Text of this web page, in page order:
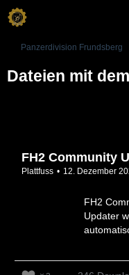
Panzerdivision Frundsberg
Dateien mit
FH2 Community
Plattfuss 12. Dezember
FH2 Community
Updater